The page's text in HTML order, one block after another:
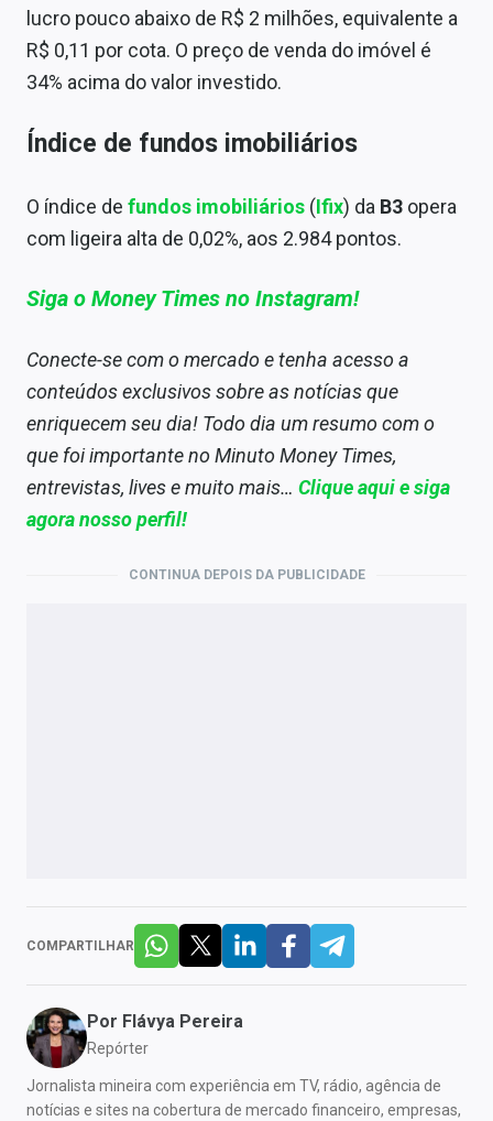
lucro pouco abaixo de R$ 2 milhões, equivalente a
R$ 0,11 por cota. O preço de venda do imóvel é
34% acima do valor investido.
Índice de fundos imobiliários
O índice de fundos imobiliários (Ifix) da B3 opera
com ligeira alta de 0,02%, aos 2.984 pontos.
Siga o Money Times no Instagram!
Conecte-se com o mercado e tenha acesso a
conteúdos exclusivos sobre as notícias que
enriquecem seu dia! Todo dia um resumo com o
que foi importante no Minuto Money Times,
entrevistas, lives e muito mais… Clique aqui e siga
agora nosso perfil!
CONTINUA DEPOIS DA PUBLICIDADE
COMPARTILHAR
Por Flávya Pereira
Repórter
Jornalista mineira com experiência em TV, rádio, agência de
notícias e sites na cobertura de mercado financeiro, empresas,